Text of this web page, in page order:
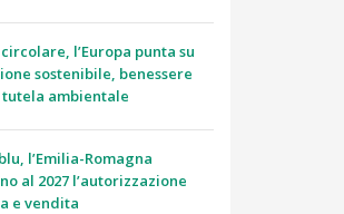
l’Europa punta su
sostenibile, benessere
ambientale
l’Emilia-Romagna
al 2027 l’autorizzazione
e vendita